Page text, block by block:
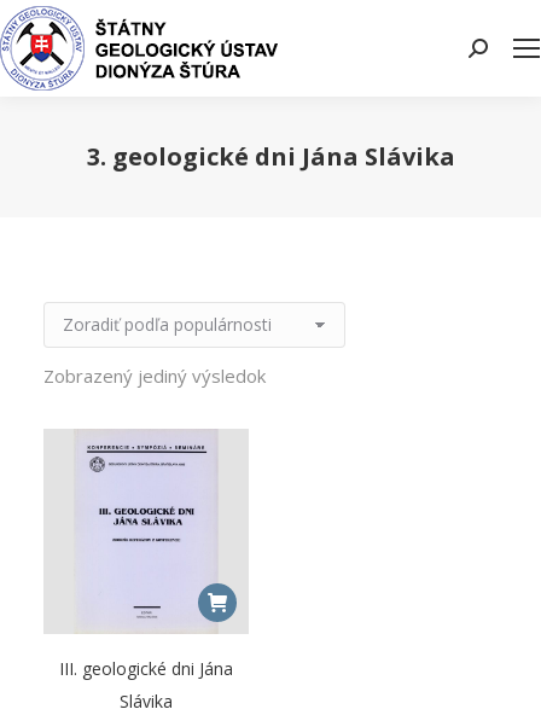
Search:
3. geologické dni Jána Slávika
Zobrazený jediný výsledok
III. geologické dni Jána
Slávika